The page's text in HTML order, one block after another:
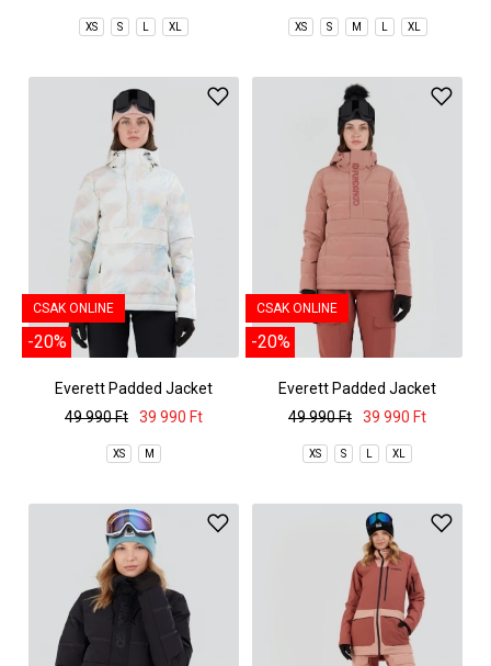
XS S L XL XS S M L XL
CSAK ONLINE
-20%
Everett Padded Jacket
49 990 Ft
39 990 Ft
XS M
CSAK ONLINE
-20%
Everett Padded Jacket
49 990 Ft
39 990 Ft
XS S L XL